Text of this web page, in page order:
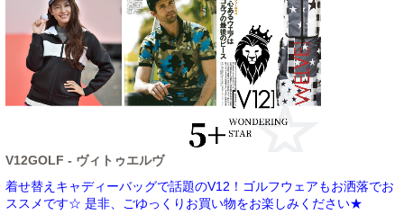
V12GOLF - ヴィトゥエルヴ
着せ替えキャディーバッグで話題のV12！ゴルフウェアもお洒落でお
ススメです☆ 是非、ごゆっくりお買い物をお楽しみください★